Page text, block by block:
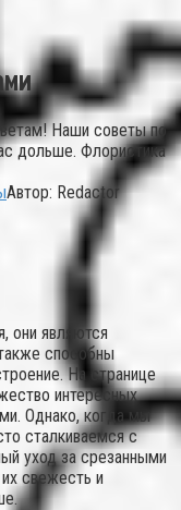
Наши советы по
дольше. Флористика
Автор: Redactor
они являются
способны
На странице
интересных
Однако, когда мы
сталкиваемся с
уход за срезанными
свежесть и